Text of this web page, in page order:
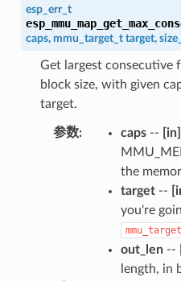
esp_err_t
caps, mmu_target_t target,
Get largest consecutive
block size, with given
target.
参数: caps-- [in]
the
target--
you're
out_len--
length, in